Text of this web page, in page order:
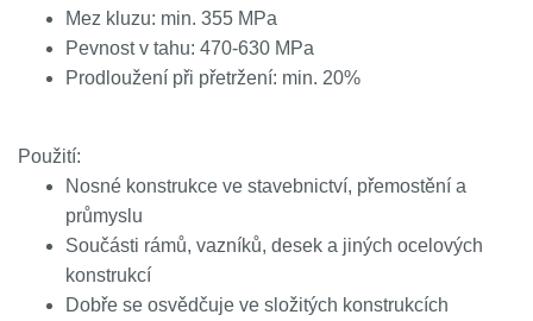
Mez kluzu: min. 355 MPa
Pevnost v tahu: 470-630 MPa
Prodloužení při přetržení: min. 20%
Použití:
Nosné konstrukce ve stavebnictví, přemostění a
průmyslu
Součásti rámů, vazníků, desek a jiných ocelových
konstrukcí
Dobře se osvědčuje ve složitých konstrukcích